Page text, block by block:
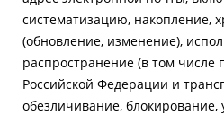
систематизацию, накопление,
(обновление, изменение),
распространение (в том числе
Российской Федерации и
обезличивание,